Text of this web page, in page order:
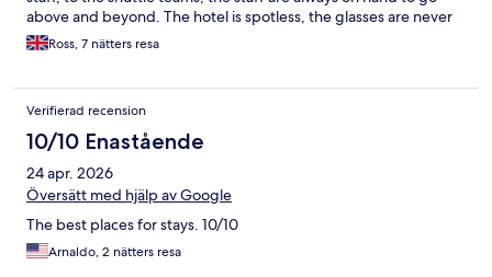
above and beyond. The hotel is spotless, the glasses are never
empty, chefs always have food ready to come out. Amazing
place to stay.
Ross, 7 nätters resa
Verifierad recension
10/10 Enastående
24 apr. 2026
Översätt med hjälp av Google
The best places for stays. 10/10
Arnaldo, 2 nätters resa